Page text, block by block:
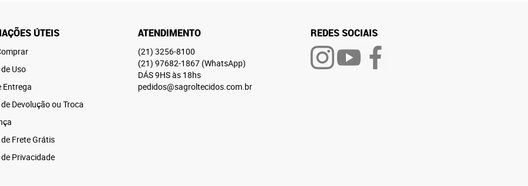
ÚTEIS
Uso
Entrega
Devolução ou Troca
Frete Grátis
Privacidade
ATENDIMENTO
(21) 3256-8100
(21) 97682-1867 (WhatsApp)
DÁS 9HS às 18hs
pedidos@sagroltecidos.com.br
REDES SOCIAIS